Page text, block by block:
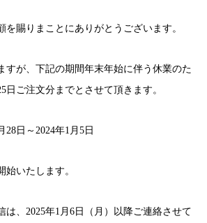
を賜りまことにありがとうございます。
すが、下記の期間年末年始に伴う休業のた
日ご注文分までとさせて頂きます。
28日～2024年1月5日
始いたします。
は、2025年1月6日（月）以降ご連絡させて